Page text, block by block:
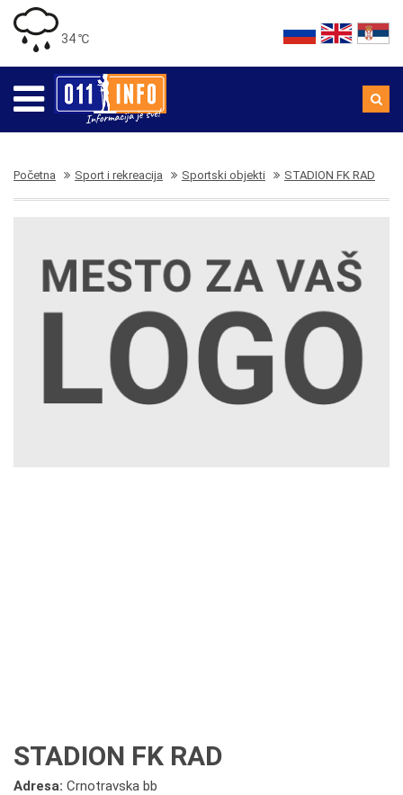
34 ℃
Početna Sport i rekreacija Sportski objekti STADION FK RAD
STADION FK RAD
Adresa: Crnotravska bb